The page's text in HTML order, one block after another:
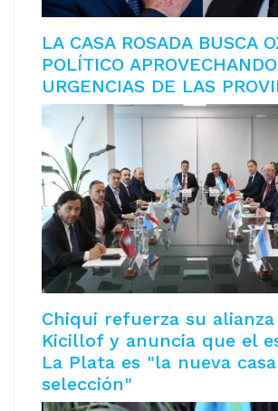
LA CASA ROSADA BUSCA
POLÍTICO
URGENCIAS DE LAS
Chiqui refuerza su
Kicillof y anuncia que el
La Plata es "la nueva
selección"